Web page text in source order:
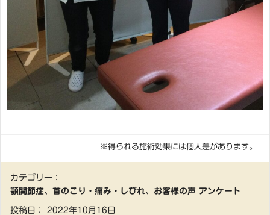
※得られる施術効果には個人差があります。
カテゴリー：
顎関節症、 首のこり・痛み・しびれ、 お客様の声 アンケート
投稿日： 2022年10月16日